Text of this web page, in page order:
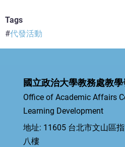
Tags
代發活動
國立政治大學教務處教
Office of Academic Affairs
Learning Development
地址: 11605 台北市文山區
八樓